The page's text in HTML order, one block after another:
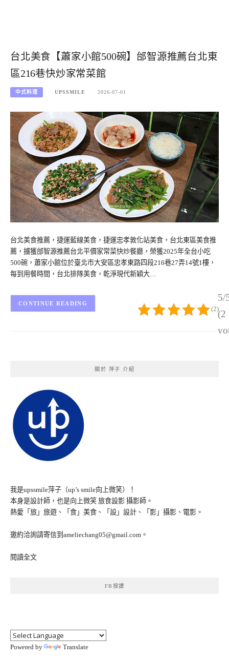
台北美食【蕭家小館500碗】邰智源推薦台北東
區216巷快炒家常菜館
中式料理 UPSSMILE 2026-07-01
台北美食推薦，捷運藍線美食，捷運忠孝敦化站美食，台北東區美食推
薦，擄獲邰智源推薦台北平價家常菜快炒餐廳，榮獲2025年全台小吃
500碗，蕭家小館位於臺北市大安區忠孝東路四段216巷27弄14號1樓，
每到用餐時間，台北排隊美食，乾淨現代新穎大…
5/
(2
(2)
CONTINUE READING
關於 萍子 介紹
我是upssmile萍子（up’s smile向上微笑）！
本身是設計師，也是向上微笑 旅食設影 攝影師。
熱愛「旅」旅遊、「食」美食、「設」設計、「影」攝影、電影。
邀約洽詢請寄信到ameliechang05@gmail.com。
閱讀全文
FB按讚
Powered by Translate